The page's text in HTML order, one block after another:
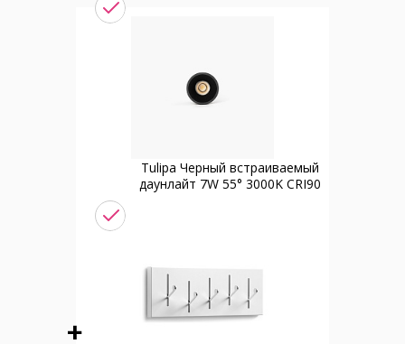
Tulipa Черный встраиваемый
даунлайт 7W 55° 3000K CRI90